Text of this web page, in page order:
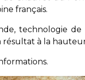
français.
, technologie
à la hauteur
.